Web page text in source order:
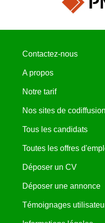
Contactez-nous
A propos
Notre tarif
Nos sites de codiffusion
Tous les candidats
Toutes les offres
Déposer un CV
Déposer une annonce
Témoignages